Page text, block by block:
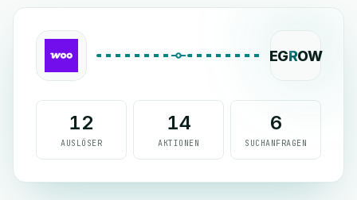
EGROW
12
AUSLÖSER
14
AKTIONEN
6
SUCHANFRAGEN